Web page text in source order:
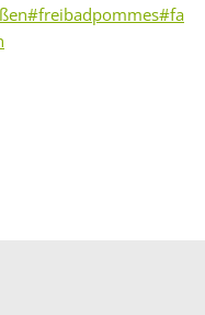
#freibadpommes#fa